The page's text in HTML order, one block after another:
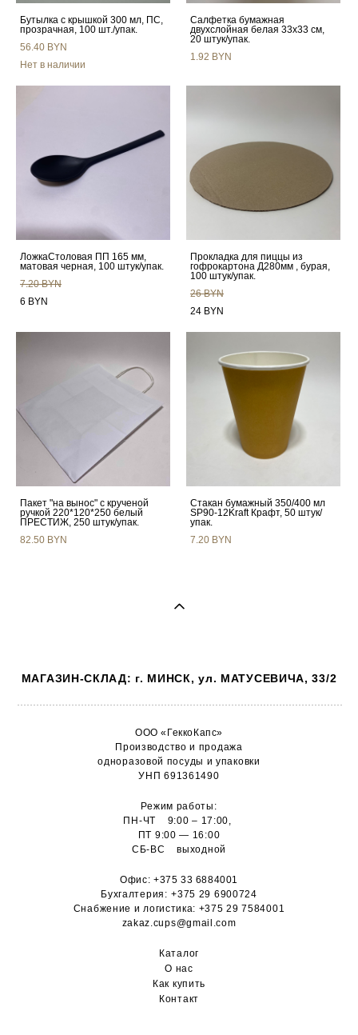
Бутылка с крышкой 300 мл, ПС,
прозрачная, 100 шт./упак.
56.40 BYN
Нет в наличии
Салфетка бумажная
двухслойная белая 33х33 см,
20 штук/упак.
1.92 BYN
ЛожкаСтоловая ПП 165 мм,
матовая черная, 100 штук/упак.
7.20 BYN
6 BYN
Прокладка для пиццы из
гофрокартона Д280мм , бурая,
100 штук/упак.
26 BYN
24 BYN
Пакет "на вынос" с крученой
ручкой 220*120*250 белый
ПРЕСТИЖ, 250 штук/упак.
82.50 BYN
Стакан бумажный 350/400 мл
SP90-12Kraft Крафт, 50 штук/
упак.
7.20 BYN
МАГАЗИН-СКЛАД: г. МИНСК, ул. МАТУСЕВИЧА, 33/2
ООО «ГеккоКапс»
Производство и продажа
одноразовой посуды и упаковки
УНП 691361490
Режим работы:
ПН-ЧТ 9:00 – 17:00,
ПТ 9:00 — 16:00
СБ-ВС выходной
Офис:+375 33 6884001
Бухгалтерия: +375 29 6900724
Снабжение и логистика: +375 29 7584001
zakaz.cups@gmail.com
Каталог
О нас
Как купить
Контакт